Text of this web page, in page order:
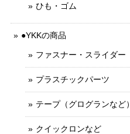
ひも・ゴム
●YKKの商品
ファスナー・スライダー
プラスチックパーツ
テープ（グログランなど）
クイックロンなど